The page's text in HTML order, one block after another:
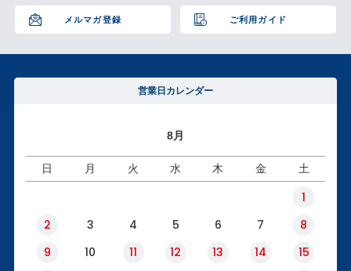
メルマガ登録 ご利用ガイド
へ
営業日カレンダー
8月
日 月 火 水 木 金 土
1
2
3 4 5 6 7
8
9
10 11 12 13 14
15